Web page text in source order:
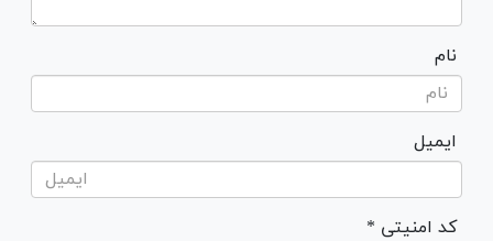
نام
ایمیل
* کد امنیتی